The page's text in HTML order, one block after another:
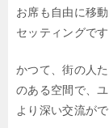
お席も自由に移
セッティングです
かつて、街の人
のある空間で、
より深い交流が